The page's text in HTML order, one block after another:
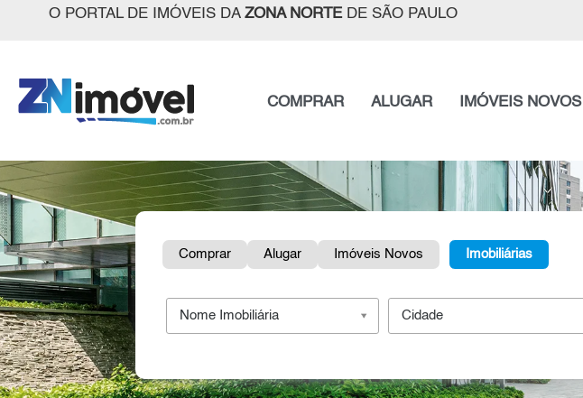
O PORTAL DE IMÓVEIS DA ZONA NORTEDE SÃO PAULO
COMPRAR ALUGAR IMÓVEIS NOVOS
Comprar Alugar Imóveis Novos Imobiliárias
Nome Imobiliária Cidade